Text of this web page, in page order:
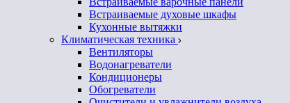
Встраиваемые духовые шкафы
Кухонные вытяжки
Климатическая техника
Вентиляторы
Водонагреватели
Кондиционеры
Обогреватели